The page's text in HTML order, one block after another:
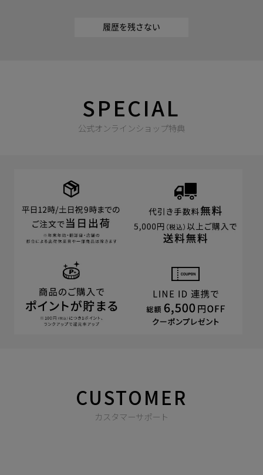
履歴を残さない
SPECIAL
公式オンラインショップ特典
CUSTOMER
カスタマーサポート